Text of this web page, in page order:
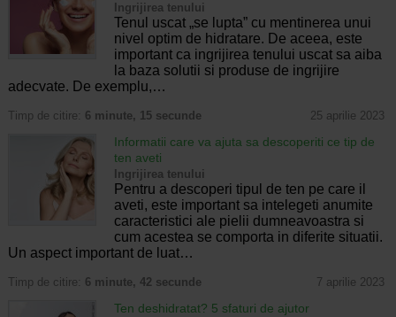
Ingrijirea tenului
Tenul uscat „se lupta” cu mentinerea unui
nivel optim de hidratare. De aceea, este
important ca ingrijirea tenului uscat sa aiba
la baza solutii si produse de ingrijire
adecvate. De exemplu,…
Timp de citire: 6 minute, 15 secunde 25 aprilie 2023
Informatii care va ajuta sa descoperiti ce tip de
ten aveti
Ingrijirea tenului
Pentru a descoperi tipul de ten pe care il
aveti, este important sa intelegeti anumite
caracteristici ale pielii dumneavoastra si
cum acestea se comporta in diferite situatii.
Un aspect important de luat…
Timp de citire: 6 minute, 42 secunde 7 aprilie 2023
Ten deshidratat? 5 sfaturi de ajutor